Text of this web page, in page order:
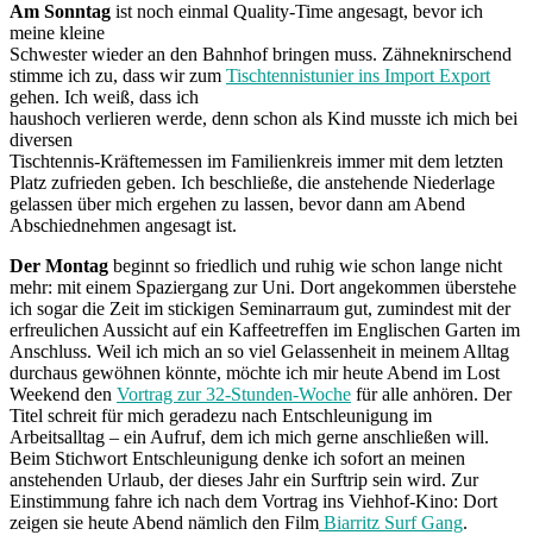
Am Sonntag ist noch einmal Quality-Time angesagt, bevor ich
meine kleine
Schwester wieder an den Bahnhof bringen muss. Zähneknirschend
stimme ich zu, dass wir zum Tischtennistunier ins Import Export
gehen. Ich weiß, dass ich
haushoch verlieren werde, denn schon als Kind musste ich mich bei
diversen
Tischtennis-Kräftemessen im Familienkreis immer mit dem letzten
Platz zufrieden geben. Ich beschließe, die anstehende Niederlage
gelassen über mich ergehen zu lassen, bevor dann am Abend
Abschiednehmen angesagt ist.
Der Montag beginnt so friedlich und ruhig wie schon lange nicht
mehr: mit einem Spaziergang zur Uni. Dort angekommen überstehe
ich sogar die Zeit im stickigen Seminarraum gut, zumindest mit der
erfreulichen Aussicht auf ein Kaffeetreffen im Englischen Garten im
Anschluss. Weil ich mich an so viel Gelassenheit in meinem Alltag
durchaus gewöhnen könnte, möchte ich mir heute Abend im Lost
Weekend den Vortrag zur 32-Stunden-Woche für alle anhören. Der
Titel schreit für mich geradezu nach Entschleunigung im
Arbeitsalltag – ein Aufruf, dem ich mich gerne anschließen will.
Beim Stichwort Entschleunigung denke ich sofort an meinen
anstehenden Urlaub, der dieses Jahr ein Surftrip sein wird. Zur
Einstimmung fahre ich nach dem Vortrag ins Viehhof-Kino: Dort
zeigen sie heute Abend nämlich den Film Biarritz Surf Gang.